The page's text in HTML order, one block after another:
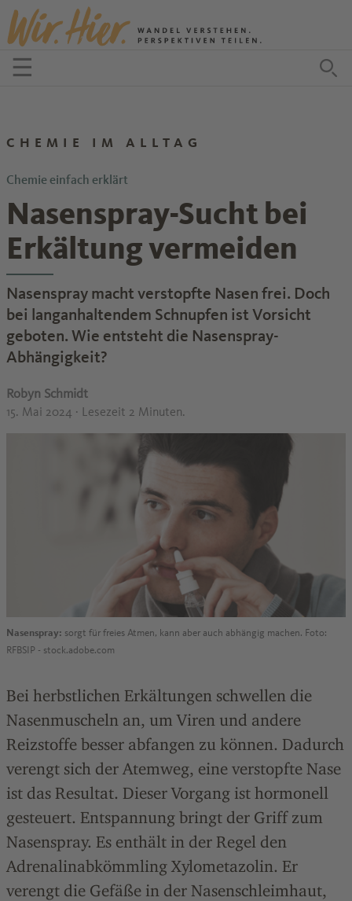
Zum Inhalt springen
☰Menü öffnen
CHEMIE IM ALLTAG
Chemie einfach erklärt
Nasenspray-Sucht bei
Erkältung vermeiden
Nasenspray macht verstopfte Nasen frei. Doch
bei langanhaltendem Schnupfen ist Vorsicht
geboten. Wie entsteht die Nasenspray-
Abhängigkeit?
Robyn Schmidt
15. Mai 2024 · Lesezeit 2 Minuten.
Nasenspray: sorgt für freies Atmen, kann aber auch abhängig machen. Foto:
RFBSIP - stock.adobe.com
Bei herbstlichen Erkältungen schwellen die
Nasenmuscheln an, um Viren und andere
Reizstoffe besser abfangen zu können. Dadurch
verengt sich der Atemweg, eine verstopfte Nase
ist das Resultat. Dieser Vorgang ist hormonell
gesteuert. Entspannung bringt der Griff zum
Nasenspray. Es enthält in der Regel den
Adrenalinabkömmling Xylometazolin. Er
verengt die Gefäße in der Nasenschleimhaut,